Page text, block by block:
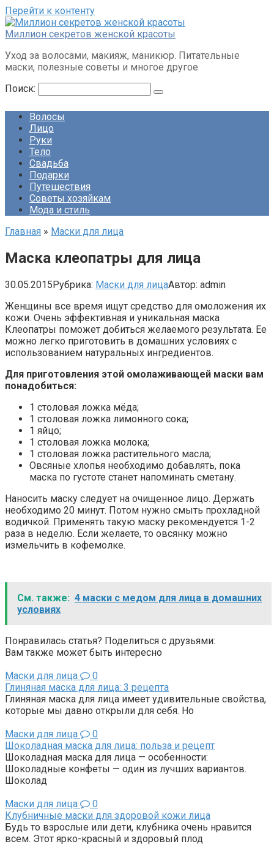
Перейти к контенту
Миллион секретов женской красоты
Уход за волосами, макияж, маникюр. Питательные
маски, полезные советы и многое другое
Поиск:
Волосы
Лицо
Руки
Тело
Свадьба
Подарки
Путешествия
Советы хозяйкам
Мода и стиль
Главная » Маски для лица
Маска клеопатры для лица
30.05.2015Рубрика: Маски для лицаАвтор: admin
Женщины все время ищут средство для омоложения их
кожи. Очень эффективная и уникальная маска
Клеопатры поможет добиться желаемого результата. Ее
можно легко приготовить в домашних условиях с
использованием натуральных ингредиентов.
Для приготовления этой омолаживающей маски вам
понадобиться:
1 столовая ложка мёда;
1 столовая ложка лимонного сока;
1 яйцо;
1 столовая ложка молока;
1 столовая ложка растительного масла;
Овсяные хлопья необходимо добавлять, пока
маска по густоте станет напоминать сметану.
Наносить маску следует на очищенное лицо. Держать
необходимо 20 минут. Потом нужно смыть прохладной
водичкой. Применять такую маску рекомендуется 1-2
раза в неделю. Если желаете, то овсянку можно
измельчить в кофемолке.
См. также: 4 маски с медом для лица в домашних
условиях
Понравилась статья? Поделиться с друзьями:
Вам также может быть интересно
Маски для лица
0
Глиняная маска для лица: 3 рецепта
Глиняная маска для лица имеет удивительные свойства,
которые мы давно открыли для себя. Но
Маски для лица
0
Шоколадная маска для лица: польза и рецепт
Шоколадная маска для лица — особенности:
Шоколадные конфеты — один из лучших вариантов.
Шоколад
Маски для лица
0
Клубничные маски для здоровой кожи лица
Будь то взрослые или дети, клубника очень нравится
всем. Этот ярко-красный и здоровый плод